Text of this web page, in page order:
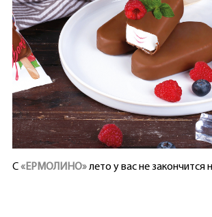
С«ЕРМОЛИНО»лето у вас не закончится